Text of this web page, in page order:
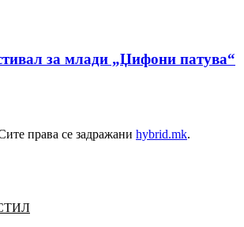
за млади „Џифони патува“
права се задражани hybrid.mk.